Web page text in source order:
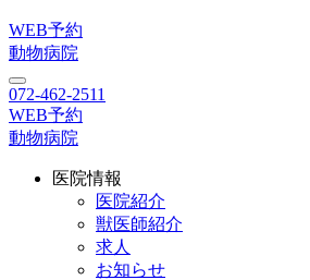
WEB予約
動物病院
072-462-2511
WEB予約
動物病院
医院情報
医院紹介
獣医師紹介
求人
お知らせ